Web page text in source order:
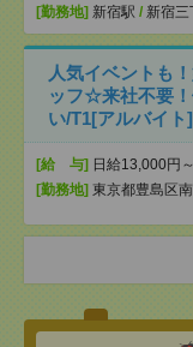
[勤務地] 新宿駅 / 新宿三
人気イベントも
ッフ☆来社不要
い/T1[アルバイト]
[給 与] 日給13,000円～
[勤務地] 東京都豊島区